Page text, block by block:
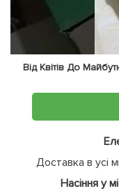
Від Квітів До
Доставка в усі
Насіння у